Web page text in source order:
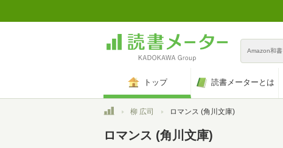
Amazon和書
トップ 読書メーターとは
トップ柳 広司 ロマンス (角川文庫)
ロマンス (角川文庫)